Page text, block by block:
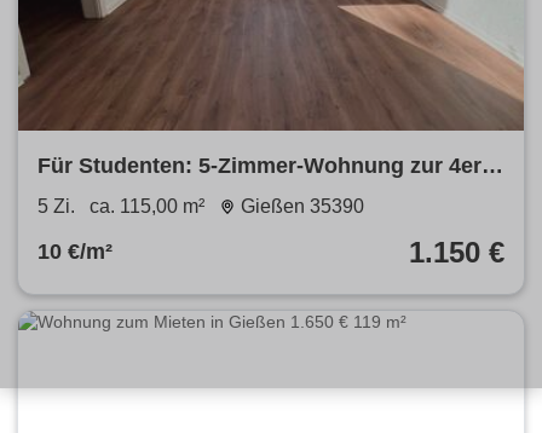
Für Studenten: 5-Zimmer-Wohnung zur 4er-
WG-Nutzung in zentraler Lage von Gießen
5 Zi. ca. 115,00 m² Gießen 35390
10 €/m² 1.150 €